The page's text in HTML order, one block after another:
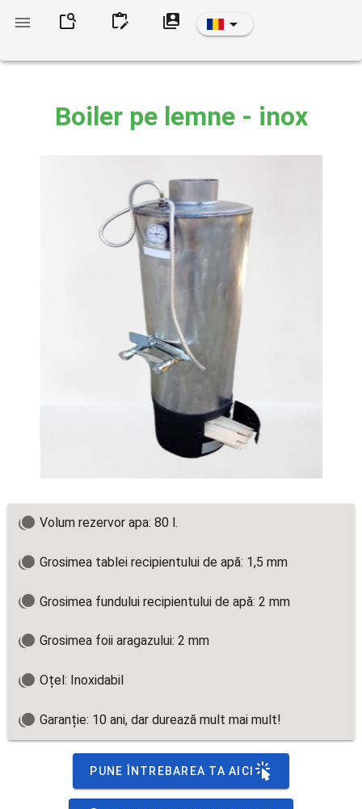
Boiler pe lemne - inox
Volum rezervor apa: 80 l.
Grosimea tablei recipientului de apă: 1,5 mm
Grosimea fundului recipientului de apă: 2 mm
Grosimea foii aragazului: 2 mm
Oțel: Inoxidabil
Garanție: 10 ani, dar durează mult mai mult!
PUNE ÎNTREBAREA TA AICI